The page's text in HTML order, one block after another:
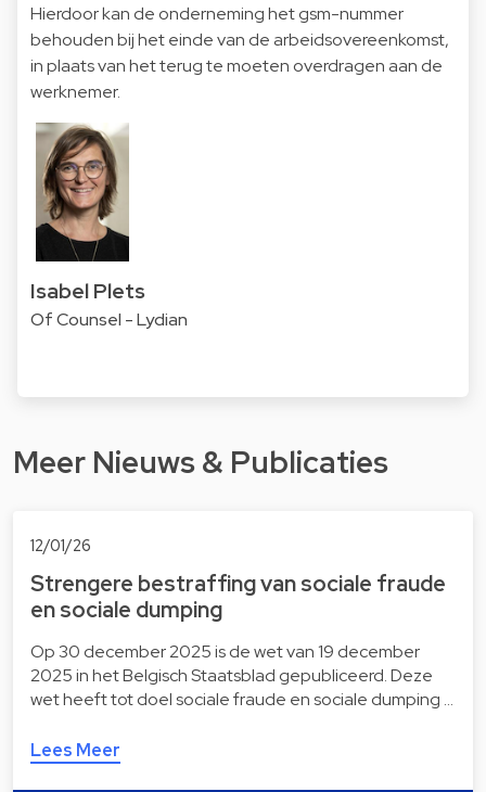
Hierdoor kan de onderneming het gsm-nummer
behouden bij het einde van de arbeidsovereenkomst,
in plaats van het terug te moeten overdragen aan de
werknemer.
Isabel Plets
Of Counsel - Lydian
Meer Nieuws & Publicaties
12/01/26
Strengere bestraffing van sociale fraude
en sociale dumping
Op 30 december 2025 is de wet van 19 december
2025 in het Belgisch Staatsblad gepubliceerd. Deze
wet heeft tot doel sociale fraude en sociale dumping …
Lees Meer